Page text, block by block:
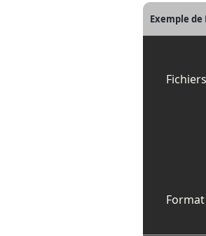
Exemple de